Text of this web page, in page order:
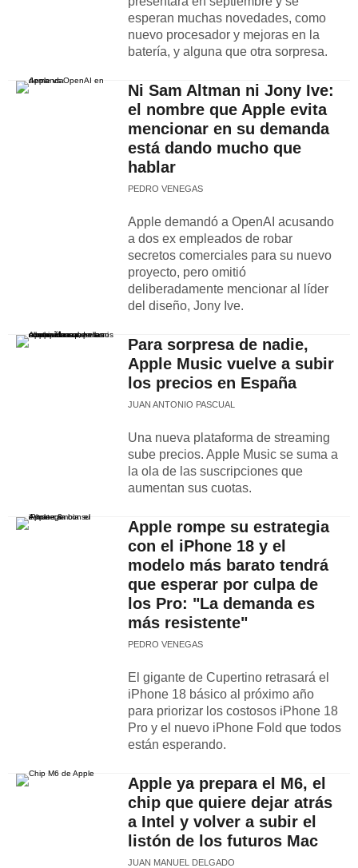
esperan muchas novedades, como
nuevo procesador y mejoras en la
batería, y alguna que otra sorpresa.
Ni Sam Altman ni Jony Ive:
el nombre que Apple evita
mencionar en su demanda
está dando mucho que
hablar
PEDRO VENEGAS
Apple demandó a OpenAI acusando
a dos ex empleados de robar
secretos comerciales para su nuevo
proyecto, pero omitió
deliberadamente mencionar al líder
del diseño, Jony Ive.
Para sorpresa de nadie,
Apple Music vuelve a subir
los precios en España
JUAN ANTONIO PASCUAL
Una nueva plataforma de streaming
sube precios. Apple Music se suma a
la ola de las suscripciones que
aumentan sus cuotas.
Apple rompe su estrategia
con el iPhone 18 y el
modelo más barato tendrá
que esperar por culpa de
los Pro: "La demanda es
más resistente"
PEDRO VENEGAS
El gigante de Cupertino retrasará el
iPhone 18 básico al próximo año
para priorizar los costosos iPhone 18
Pro y el nuevo iPhone Fold que todos
están esperando.
Apple ya prepara el M6, el
chip que quiere dejar atrás
a Intel y volver a subir el
listón de los futuros Mac
JUAN MANUEL DELGADO